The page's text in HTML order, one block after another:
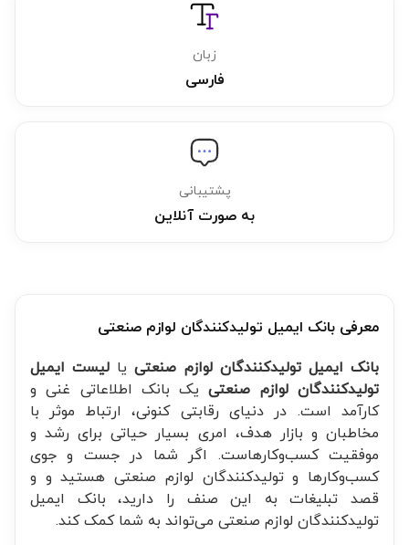
زبان
فارسی
پشتیبانی
به صورت آنلاین
معرفی بانک ایمیل تولیدکنندگان لوازم صنعتی
بانک ایمیل تولیدکنندگان لوازم صنعتییالیست ایمیل
تولیدکنندگان لوازم صنعتییک بانک اطلاعاتی غنی و
کارآمد است. در دنیای رقابتی کنونی، ارتباط موثر با
مخاطبان و بازار هدف، امری بسیار حیاتی برای رشد و
موفقیت کسب‌وکارهاست. اگر شما در جست و جوی
کسب‌وکارها و تولیدکنندگان لوازم صنعتی هستید و و
قصد تبلیغات به این صنف را دارید، بانک ایمیل
تولیدکنندگان لوازم صنعتی می‌تواند به شما کمک کند.